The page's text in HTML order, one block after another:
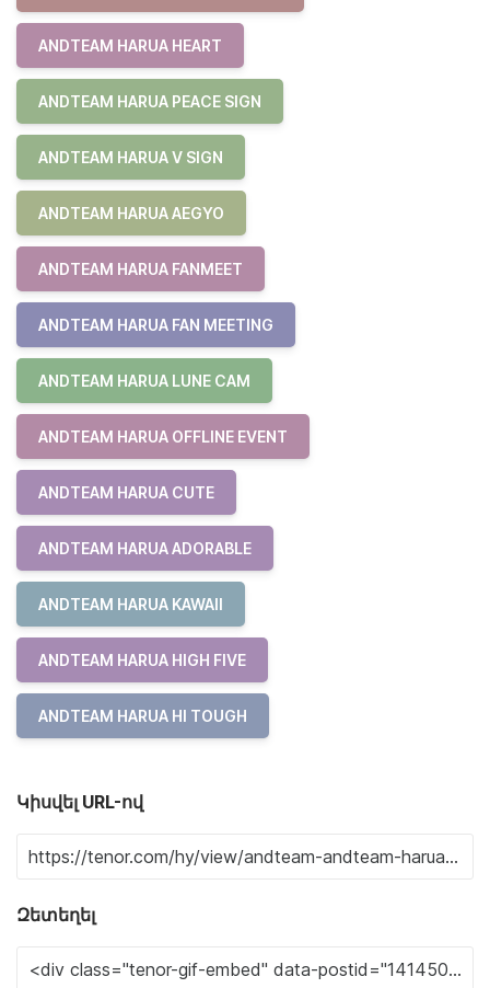
ANDTEAM HARUA HEART
ANDTEAM HARUA PEACE SIGN
ANDTEAM HARUA V SIGN
ANDTEAM HARUA AEGYO
ANDTEAM HARUA FANMEET
ANDTEAM HARUA FAN MEETING
ANDTEAM HARUA LUNE CAM
ANDTEAM HARUA OFFLINE EVENT
ANDTEAM HARUA CUTE
ANDTEAM HARUA ADORABLE
ANDTEAM HARUA KAWAII
ANDTEAM HARUA HIGH FIVE
ANDTEAM HARUA HI TOUGH
Կիսվել URL-ով
Զետեղել